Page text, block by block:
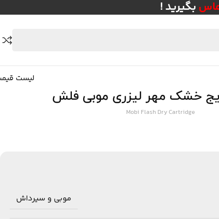
بگیرید !
لیست
خشک مهر لیزری موبی فلش
Mobi Flash Dry Cartridge
موبی و سیرداش